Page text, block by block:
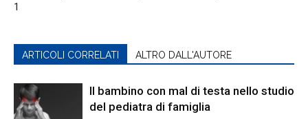
1
ARTICOLI CORRELATI ALTRO DALL'AUTORE
Il bambino con mal di testa nello studio
del pediatra di famiglia